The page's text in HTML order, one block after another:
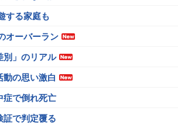
する家庭も
オーバーラン
別」のリアル
の思い激白
症で倒れ死亡
証で判定覆る